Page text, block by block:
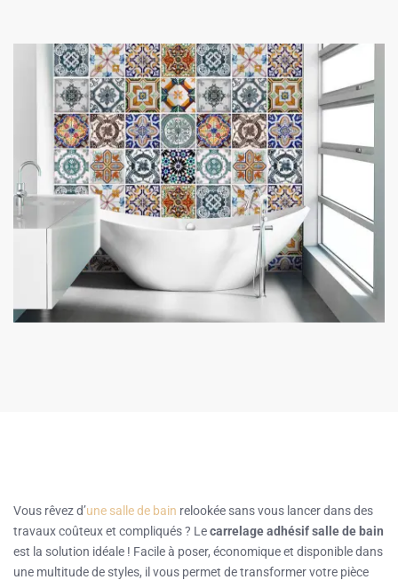
Vous rêvez d’une salle de bain relookée sans vous lancer dans des
travaux coûteux et compliqués ? Lecarrelage adhésif salle de bain
est la solution idéale ! Facile à poser, économique et disponible dans
une multitude de styles, il vous permet de transformer votre pièce